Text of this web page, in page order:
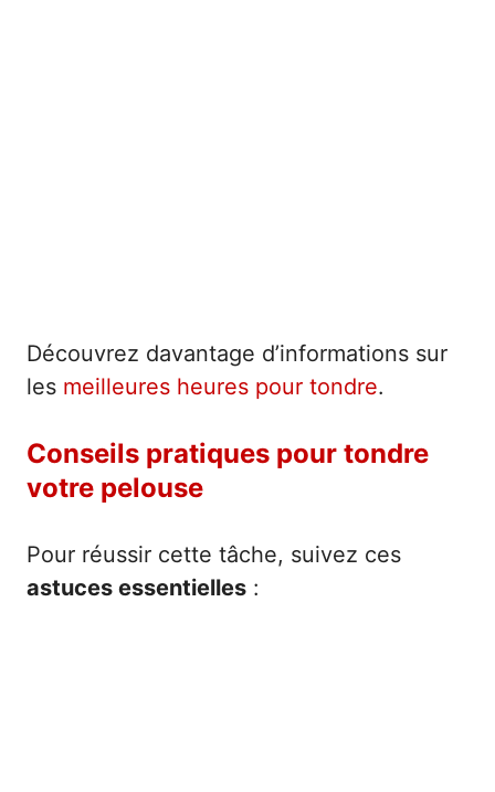
Découvrez davantage d’informations sur
les meilleures heures pour tondre.
Conseils pratiques pour tondre
votre pelouse
Pour réussir cette tâche, suivez ces
astuces essentielles :